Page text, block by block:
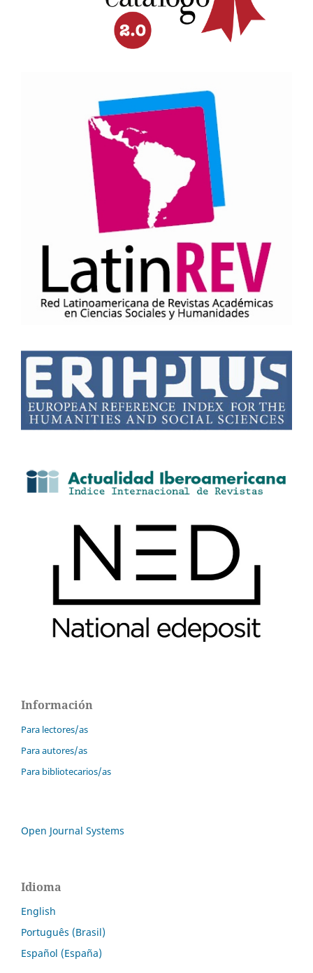
Información
Para lectores/as
Para autores/as
Para bibliotecarios/as
Open Journal Systems
Idioma
English
Português (Brasil)
Español (España)